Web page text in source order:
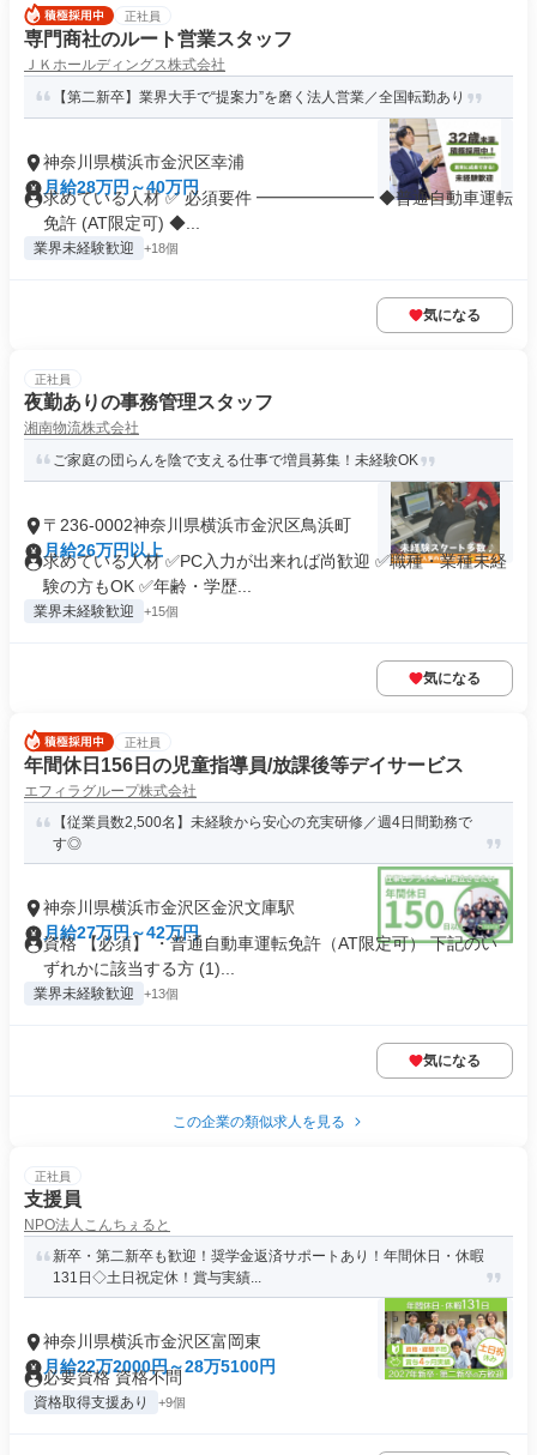
正社員
専門商社のルート営業スタッフ
ＪＫホールディングス株式会社
【第二新卒】業界大手で“提案力”を磨く法人営業／全国転勤あり
神奈川県横浜市金沢区幸浦
月給28万円～40万円
求めている人材 ✅ 必須要件 ━━━━━━━ ◆普通自動車運転
免許 (AT限定可) ◆...
業界未経験歓迎 +18個
気になる
正社員
夜勤ありの事務管理スタッフ
湘南物流株式会社
ご家庭の団らんを陰で支える仕事で増員募集！未経験OK
〒236-0002神奈川県横浜市金沢区鳥浜町
月給26万円以上
求めている人材 ✅PC入力が出来れば尚歓迎 ✅職種・業種未経
験の方もOK ✅年齢・学歴...
業界未経験歓迎 +15個
気になる
正社員
年間休日156日の児童指導員/放課後等デイサービス
エフィラグループ株式会社
【従業員数2,500名】未経験から安心の充実研修／週4日間勤務で
す◎
神奈川県横浜市金沢区金沢文庫駅
月給27万円～42万円
資格 【必須】 ・普通自動車運転免許（AT限定可） 下記のい
ずれかに該当する方 (1)...
業界未経験歓迎 +13個
気になる
この企業の類似求人を見る
正社員
支援員
NPO法人こんちぇると
新卒・第二新卒も歓迎！奨学金返済サポートあり！年間休日・休暇
131日◇土日祝定休！賞与実績...
神奈川県横浜市金沢区富岡東
月給22万2000円～28万5100円
必要資格 資格不問
資格取得支援あり +9個